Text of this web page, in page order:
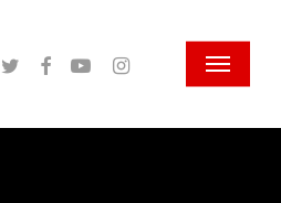
TwitterFacebook
YoutubeInstagram Menu